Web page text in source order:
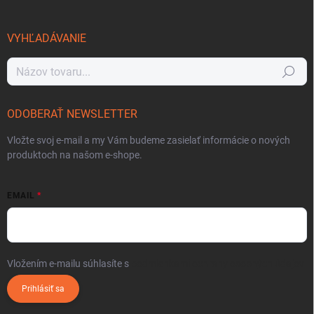
VYHĽADÁVANIE
Hľadať
ODOBERAŤ NEWSLETTER
Vložte svoj e-mail a my Vám budeme zasielať informácie o nových
produktoch na našom e-shope.
EMAIL
Vložením e-mailu súhlasíte s
Prihlásiť sa